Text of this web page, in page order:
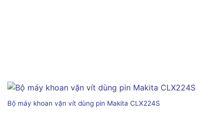
Bộ máy khoan vặn vít dùng pin Makita CLX224S